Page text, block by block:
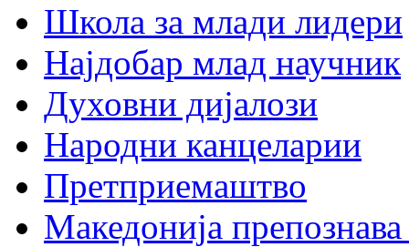
Школа за млади лидери
Најдобар млад научник
Духовни дијалози
Народни канцеларии
Претприемаштво
Македонија